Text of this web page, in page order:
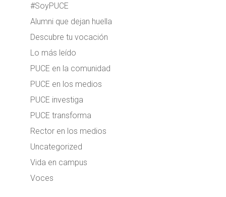
#SoyPUCE
Alumni que dejan huella
Descubre tu vocación
Lo más leído
PUCE en la comunidad
PUCE en los medios
PUCE investiga
PUCE transforma
Rector en los medios
Uncategorized
Vida en campus
Voces